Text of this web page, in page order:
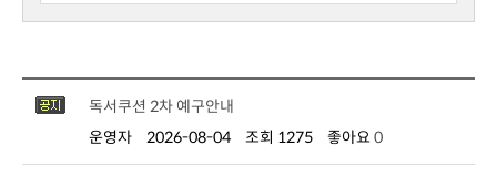
독서쿠션 2차 예구안내
운영자
2026-08-04 조회 1275 좋아요 0